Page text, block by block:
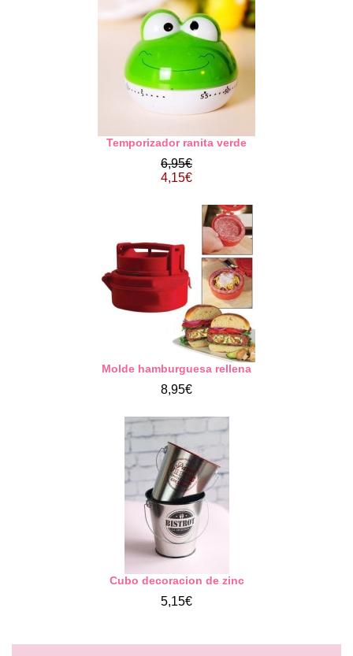
Temporizador ranita verde
6,95€
4,15€
Molde hamburguesa rellena
8,95€
Cubo decoracion de zinc
5,15€